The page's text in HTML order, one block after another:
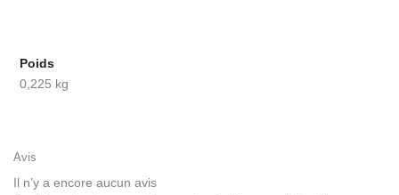
Poids
0,225 kg
Avis
Il n’y a encore aucun avis